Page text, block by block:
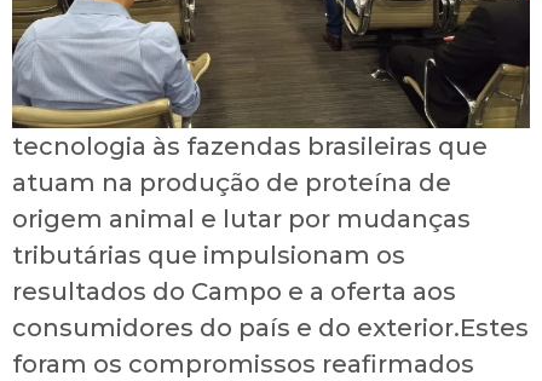
tecnologia às fazendas brasileiras que
atuam na produção de proteína de
origem animal e lutar por mudanças
tributárias que impulsionam os
resultados do Campo e a oferta aos
consumidores do país e do exterior.Estes
foram os compromissos reafirmados